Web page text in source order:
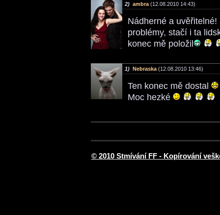
2) ambra (12.08.2010 14:43)
Nádherné a
problémy, stačí i ta
konec mě položil
1) Nebraska (12.08.2010 13:46)
Ten konec mě dostal
Moc hezké
© 2010 Stmívání FF - Kopírování